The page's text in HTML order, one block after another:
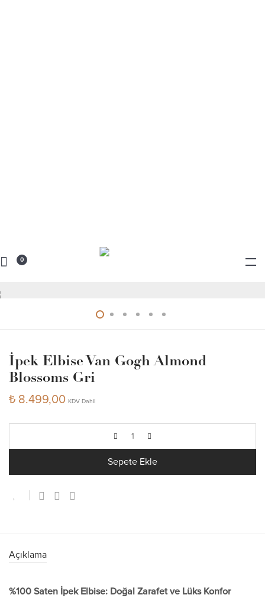
0
İpek Elbise Van Gogh Almond
Blossoms Gri
₺ 8.499,00 KDV Dahil
Sepete Ekle
Açıklama
%100 Saten İpek Elbise: Doğal Zarafet ve Lüks Konfor